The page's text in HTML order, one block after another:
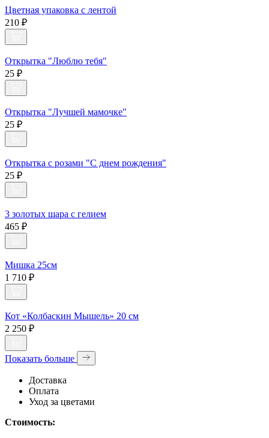
Цветная упаковка с лентой
210 ₽
Открытка "Люблю тебя"
25 ₽
Открытка "Лучшей мамочке"
25 ₽
Открытка с розами "С днем рождения"
25 ₽
3 золотых шара с гелием
465 ₽
Мишка 25см
1 710 ₽
Кот «Колбаскин Мышель» 20 см
2 250 ₽
Показать больше
Доставка
Оплата
Уход за цветами
Стоимость: